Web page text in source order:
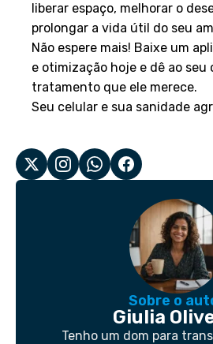
liberar espaço, melhorar o
prolongar a vida útil do seu
Não espere mais! Baixe um
e otimização hoje e dê ao seu
tratamento que ele merece.
Seu celular e sua sanidade
Sobre o
Giulia
Tenho um dom para